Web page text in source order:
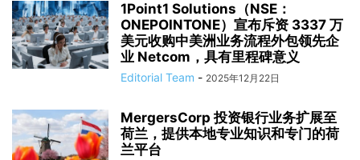
1Point1 Solutions（NSE：
ONEPOINTONE）宣布斥资 3337 万
美元收购中美洲业务流程外包领先企
业 Netcom，具有里程碑意义
Editorial Team - 2025年12月22日
MergersCorp 投资银行业务扩展至
荷兰，提供本地专业知识和专门的荷
兰平台